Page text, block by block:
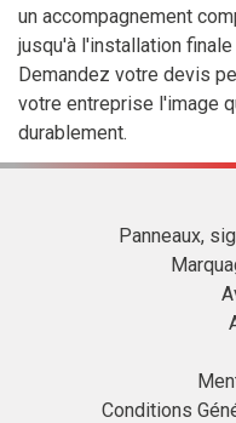
un accompagnement
jusqu'à l'installation
Demandez votre devis
votre entreprise l'image
durablement.
Panneaux,
Conditions